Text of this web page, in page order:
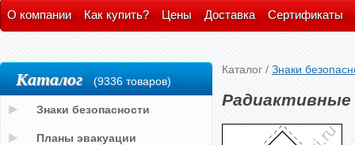
О компании Как купить? Цены Доставка Сертификаты
Каталог / Знаки
Радиактивные
Каталог (9336 товаров)
Знаки безопасности
Планы эвакуации